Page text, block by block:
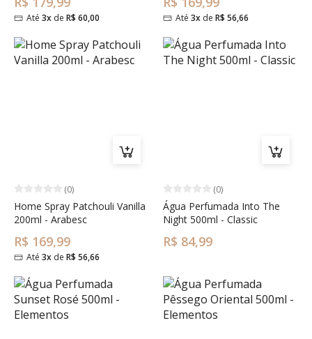
Até3x deR$ 60,00 Até3x deR$ 56,66
(0)
Home Spray Patchouli Vanilla
200ml - Arabesc
R$ 169,99
Até3x deR$ 56,66
(0)
Água Perfumada Into The
Night 500ml - Classic
R$ 84,99